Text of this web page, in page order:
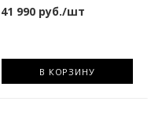
41 990руб./шт
В КОРЗИНУ